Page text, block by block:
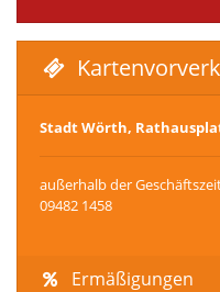
Stadt Wörth,
außerhalb der
09482 1458
Ermäßigungen